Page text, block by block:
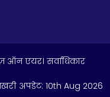
ऑन एयर। सर्वाधिकार
अपडेट: 10th Aug 2026